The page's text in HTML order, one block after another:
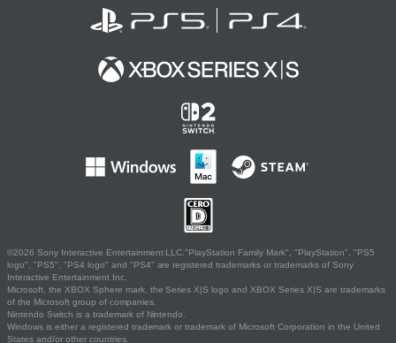
©2026 Sony Interactive Entertainment LLC."PlayStation Family Mark", "PlayStation", "PS5
logo", "PS5", "PS4 logo" and "PS4" are registered trademarks or trademarks of Sony
Interactive Entertainment Inc.
Microsoft, the XBOX Sphere mark, the Series X|S logo and XBOX Series X|S are trademarks
of the Microsoft group of companies.
Nintendo Switch is a trademark of Nintendo.
Windows is either a registered trademark or trademark of Microsoft Corporation in the United
States and/or other countries.